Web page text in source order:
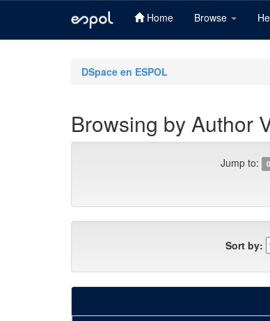
Home Browse
DSpace en ESPOL
Browsing by Author
Jump to:
Sort by: